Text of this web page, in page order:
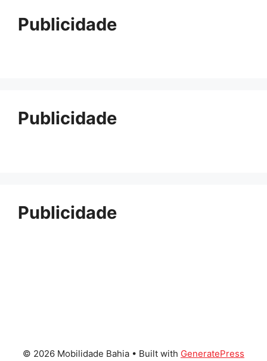
Publicidade
Publicidade
Publicidade
© 2026 Mobilidade Bahia • Built with GeneratePress